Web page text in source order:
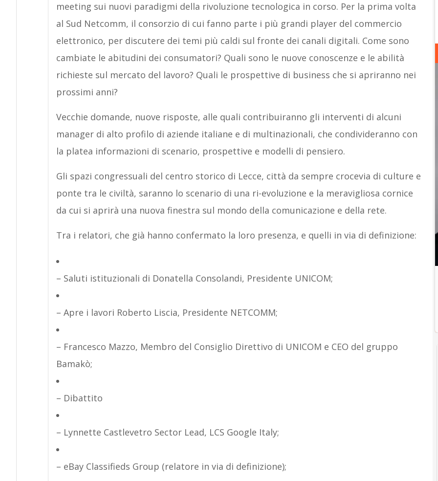
meeting sui nuovi paradigmi della rivoluzione tecnologica in corso. Per la prima volta
al Sud Netcomm, il consorzio di cui fanno parte i più grandi player del commercio
elettronico, per discutere dei temi più caldi sul fronte dei canali digitali. Come sono
cambiate le abitudini dei consumatori? Quali sono le nuove conoscenze e le abilità
richieste sul mercato del lavoro? Quali le prospettive di business che si apriranno nei
prossimi anni?
Vecchie domande, nuove risposte, alle quali contribuiranno gli interventi di alcuni
manager di alto profilo di aziende italiane e di multinazionali, che condivideranno con
la platea informazioni di scenario, prospettive e modelli di pensiero.
Gli spazi congressuali del centro storico di Lecce, città da sempre crocevia di culture e
ponte tra le civiltà, saranno lo scenario di una ri-evoluzione e la meravigliosa cornice
da cui si aprirà una nuova finestra sul mondo della comunicazione e della rete.
Tra i relatori, che già hanno confermato la loro presenza, e quelli in via di definizione:
– Saluti istituzionali di Donatella Consolandi, Presidente UNICOM;
– Apre i lavori Roberto Liscia, Presidente NETCOMM;
– Francesco Mazzo, Membro del Consiglio Direttivo di UNICOM e CEO del gruppo
Bamakò;
– Dibattito
– Lynnette Castlevetro Sector Lead, LCS Google Italy;
– eBay Classifieds Group (relatore in via di definizione);